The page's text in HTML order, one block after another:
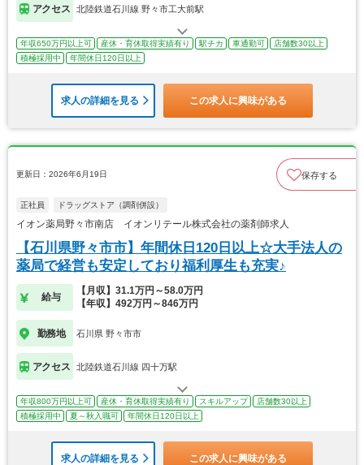
アクセス 北陸鉄道石川線 野々市工大前駅
年収650万円以上可 産休・育休取得実績有り 駅チカ 車通勤可
店舗数30以上
積極採用中
年間休日120日以上
求人の詳細を見る この求人に興味がある
更新日：2026年6月19日 保存する
正社員 ドラッグストア（調剤併設）
イオン薬局野々市南店 イオンリテール株式会社の薬剤師求人
【石川県野々市市】年間休日120日以上☆大手法人の
薬局で経営も安定しており福利厚生も充実♪
給与
【月収】31.1万円～58.0万円
【年収】492万円～846万円
勤務地 石川県 野々市市
アクセス 北陸鉄道石川線 四十万駅
年収800万円以上可 産休・育休取得実績有り スキルアップ
店舗数30以上
積極採用中
夏～秋入職可 年間休日120日以上
求人の詳細を見る この求人に興味がある